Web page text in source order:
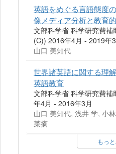
英語をめぐる言語態度
像メディア分析と教育
文部科学省 科学研究費補
(C)) 2016年4月 - 2019年
山口 美知代
世界諸英語に関する理
英語教育
文部科学省 科学研究費
年4月 - 2016年3月
山口 美知代, 浅井 学, 小
菜摘
もっ